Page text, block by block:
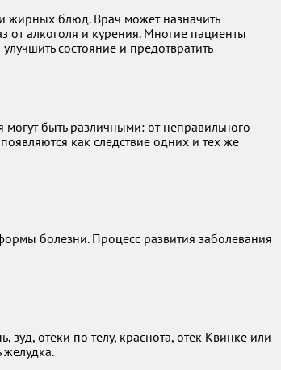
и жирных блюд. Врач может назначить
от алкоголя и курения. Многие пациенты
состояние и предотвратить
быть различными: от неправильного
как следствие одних и тех же
болезни. Процесс развития заболевания
отеки по телу, краснота, отек Квинке или
желудка.